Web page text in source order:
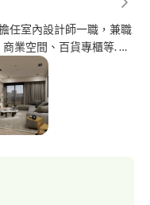
空間、百貨專櫃等. 通
除了在職工作以外還能有
討論，歡迎長短期配合.